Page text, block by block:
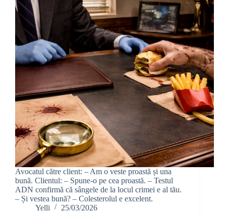
Avocatul către client: – Am o veste proastă și una
bună. Clientul: – Spune-o pe cea proastă. – Testul
ADN confirmă că sângele de la locul crimei e al tău.
– Și vestea bună? – Colesterolul e excelent.
Yelli
25/03/2026